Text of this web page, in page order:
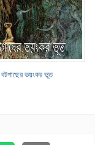
বটগাছের ভয়ংকর ভূত